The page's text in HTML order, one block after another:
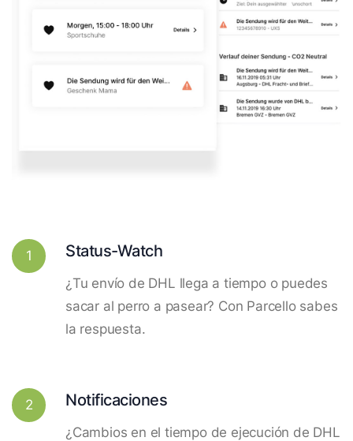
1 Status-Watch
¿Tu envío de DHL llega a tiempo o puedes
sacar al perro a pasear? Con Parcello sabes
la respuesta.
2 Notificaciones
¿Cambios en el tiempo de ejecución de DHL